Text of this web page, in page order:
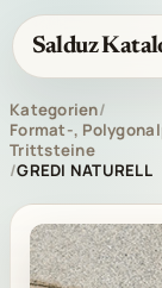
Salduz
Kategorien/
Format-,
Trittsteine
/GREDI NATURELL